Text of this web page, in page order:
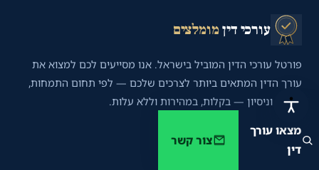
עורכי דיןמומלצים
פורטל עורכי הדין המוביל בישראל. אנו מסייעים לכם למצוא את
עורך הדין המתאים ביותר לצרכים שלכם — לפי תחום התמחות,
מיקום וניסיון — בקלות, במהירות וללא עלות.
לכל עורכי הדין
מצאו עורך
דין
צור קשר